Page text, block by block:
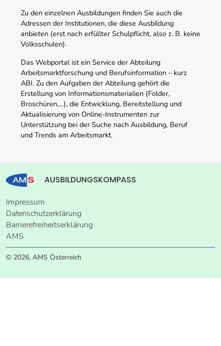
Zu den einzelnen Ausbildungen finden Sie auch die
Adressen der Institutionen, die diese Ausbildung
anbieten (erst nach erfüllter Schulpflicht, also z. B. keine
Volksschulen).
Das Webportal ist ein Service der Abteilung
Arbeitsmarktforschung und Berufsinformation – kurz
ABI. Zu den Aufgaben der Abteilung gehört die
Erstellung von Informationsmaterialien (Folder,
Broschüren,…), die Entwicklung, Bereitstellung und
Aktualisierung von Online-Instrumenten zur
Unterstützung bei der Suche nach Ausbildung, Beruf
und Trends am Arbeitsmarkt.
AUSBILDUNGSKOMPASS
Impressum
Datenschutzerklärung
Barrierefreiheitserklärung
AMS
© 2026, AMS Österreich